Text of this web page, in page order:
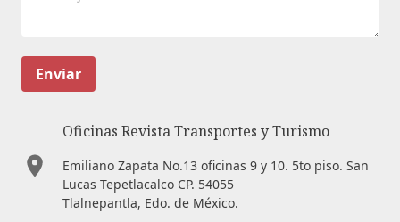
Enviar
Oficinas Revista Transportes y Turismo
Emiliano Zapata No.13 oficinas 9 y 10. 5to piso. San
Lucas Tepetlacalco CP. 54055
Tlalnepantla, Edo. de México.